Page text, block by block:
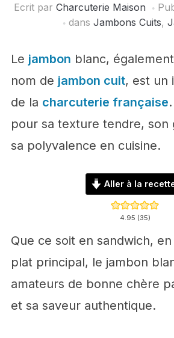
Ecrit par Charcuterie Maison
dans Jambons Cuits,
Le jambon blanc,
nom de jambon cuit, est un
de la charcuterie française
pour sa texture tendre, son
sa polyvalence en cuisine.
Aller à la
4.95 (35)
Que ce soit en sandwich,
plat principal, le jambon
amateurs de bonne chère
et sa saveur authentique.